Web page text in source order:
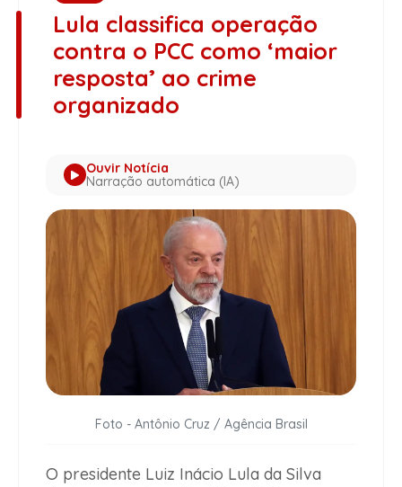
Lula classifica operação
contra o PCC como ‘maior
resposta’ ao crime
organizado
Ouvir Notícia
Narração automática (IA)
Foto - Antônio Cruz / Agência Brasil
O presidente Luiz Inácio Lula da Silva